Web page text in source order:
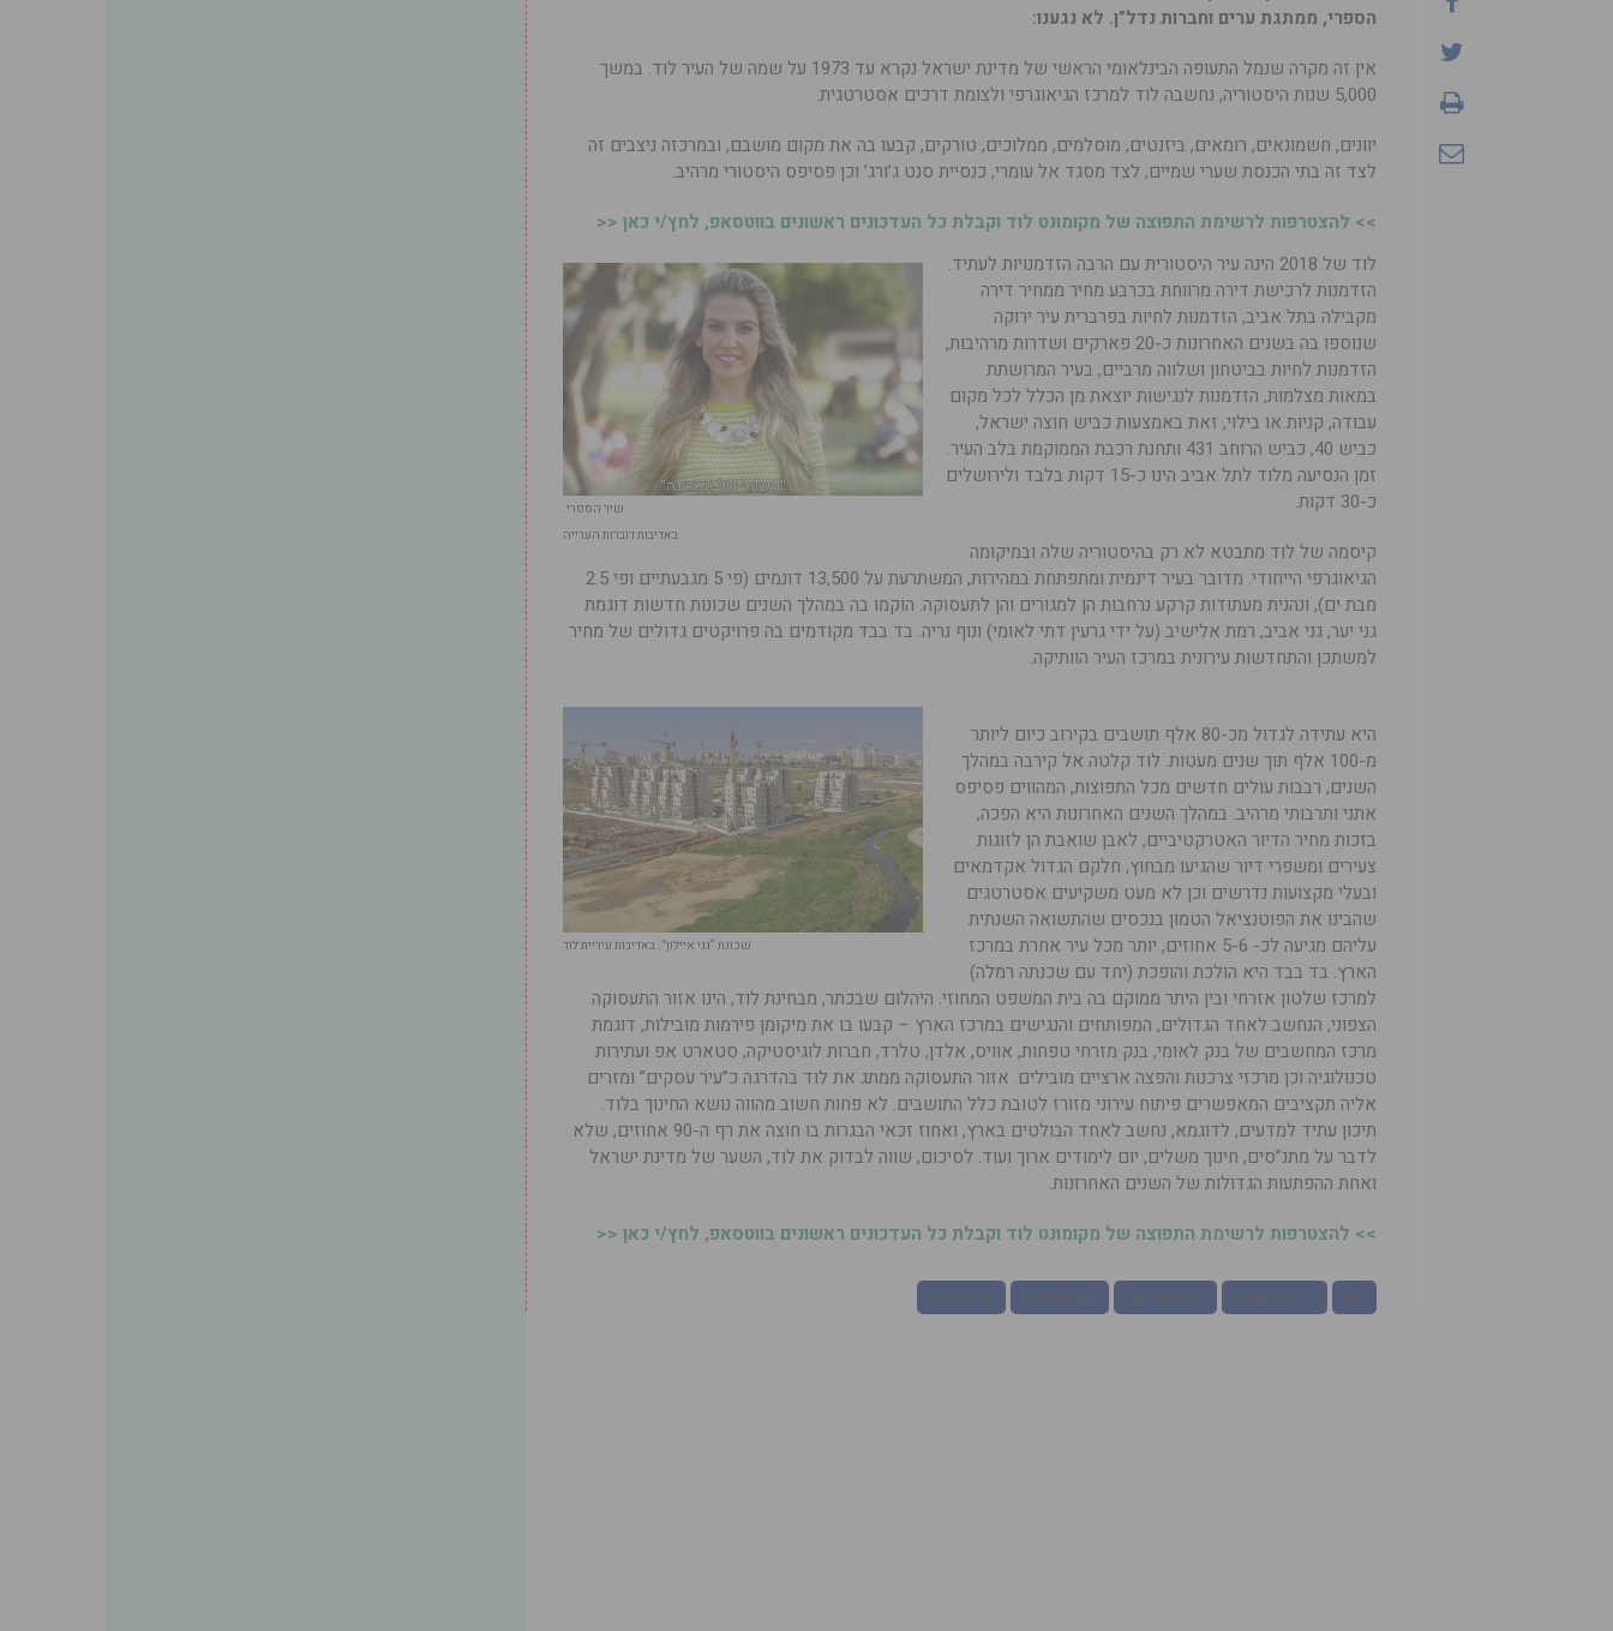
הספרי, ממתגת ערים וחברות נדל”ן. לא נגענו:
אין זה מקרה שנמל התעופה הבינלאומי הראשי של מדינת ישראל נקרא עד 1973 על שמה של העיר לוד. במשך
5,000 שנות היסטוריה, נחשבה לוד למרכז הגיאוגרפי ולצומת דרכים אסטרטגית.
יוונים, חשמונאים, רומאים, ביזנטים, מוסלמים, ממלוכים, טורקים, קבעו בה את מקום מושבם, ובמרכזה ניצבים זה
לצד זה בתי הכנסת שערי שמיים, לצד מסגד אל עומרי, כנסיית סנט ג’ורג’ וכן פסיפס היסטורי מרהיב.
>> להצטרפות לרשימת התפוצה של מקומונט לוד וקבלת כל העדכונים ראשונים בווטסאפ, לחץ/י כאן <<
שיר הספרי.
באדיבות דוברות הערייה
לוד של 2018 הינה עיר היסטורית עם הרבה הזדמנויות לעתיד.
הזדמנות לרכישת דירה מרווחת בכרבע מחיר ממחיר דירה
מקבילה בתל אביב, הזדמנות לחיות בפרברית עיר ירוקה
שנוספו בה בשנים האחרונות כ-20 פארקים ושדרות מרהיבות,
הזדמנות לחיות בביטחון ושלווה מרביים, בעיר המרושתת
במאות מצלמות, הזדמנות לנגישות יוצאת מן הכלל לכל מקום
עבודה, קניות או בילוי, זאת באמצעות כביש חוצה ישראל,
כביש 40, כביש הרוחב 431 ותחנת רכבת הממוקמת בלב העיר.
זמן הנסיעה מלוד לתל אביב הינו כ-15 דקות בלבד ולירושלים
כ-30 דקות.
קיסמה של לוד מתבטא לא רק בהיסטוריה שלה ובמיקומה
הגיאוגרפי הייחודי. מדובר בעיר דינמית ומתפתחת במהירות, המשתרעת על 13,500 דונמים (פי 5 מגבעתיים ופי 2.5
מבת ים), ונהנית מעתודות קרקע נרחבות הן למגורים והן לתעסוקה. הוקמו בה במהלך השנים שכונות חדשות דוגמת
גני יער, גני אביב, רמת אלישיב (על ידי גרעין דתי לאומי) ונוף נריה. בד בבד מקודמים בה פרויקטים גדולים של מחיר
למשתכן והתחדשות עירונית במרכז העיר הוותיקה.
שכונת “גני איילון”. באדיבות עיריית לוד
היא עתידה לגדול מכ-80 אלף תושבים בקירוב כיום ליותר
מ-100 אלף תוך שנים מעטות. לוד קלטה אל קירבה במהלך
השנים, רבבות עולים חדשים מכל התפוצות, המהווים פסיפס
אתני ותרבותי מרהיב. במהלך השנים האחרונות היא הפכה,
בזכות מחיר הדיור האטרקטיביים, לאבן שואבת הן לזוגות
צעירים ומשפרי דיור שהגיעו מבחוץ, חלקם הגדול אקדמאים
ובעלי מקצועות נדרשים וכן לא מעט משקיעים אסטרטגים
שהבינו את הפוטנציאל הטמון בנכסים שהתשואה השנתית
עליהם מגיעה לכ- 5-6 אחוזים, יותר מכל עיר אחרת במרכז
הארץ. בד בבד היא הולכת והופכת (יחד עם שכנתה רמלה)
למרכז שלטון אזרחי ובין היתר ממוקם בה בית המשפט המחוזי. היהלום שבכתר, מבחינת לוד, הינו אזור התעסוקה
הצפוני, הנחשב לאחד הגדולים, המפותחים והנגישים במרכז הארץ – קבעו בו את מיקומן פירמות מובילות, דוגמת
מרכז המחשבים של בנק לאומי, בנק מזרחי טפחות, אוויס, אלדן, טלרד, חברות לוגיסטיקה, סטארט אפ ועתירות
טכנולוגיה וכן מרכזי צרכנות והפצה ארציים מובילים. אזור התעסוקה ממתג את לוד בהדרגה כ”עיר עסקים” ומזרים
אליה תקציבים המאפשרים פיתוח עירוני מזורז לטובת כלל התושבים. לא פחות חשוב מהווה נושא החינוך בלוד.
תיכון עתיד למדעים, לדוגמא, נחשב לאחד הבולטים בארץ, ואחוז זכאי הבגרות בו חוצה את רף ה-90 אחוזים, שלא
לדבר על מתנ”סים, חינוך משלים, יום לימודים ארוך ועוד. לסיכום, שווה לבדוק את לוד, השער של מדינת ישראל
ואחת ההפתעות הגדולות של השנים האחרונות.
>> להצטרפות לרשימת התפוצה של מקומונט לוד וקבלת כל העדכונים ראשונים בווטסאפ, לחץ/י כאן <<